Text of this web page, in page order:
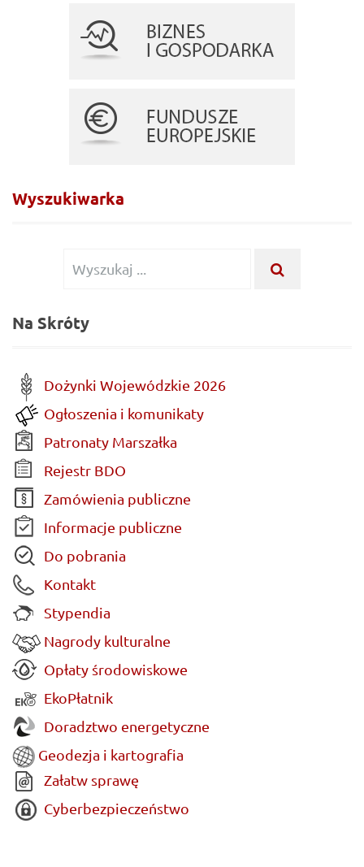
Wyszukiwarka
Wyszukiwanie
Na Skróty
Dożynki Wojewódzkie 2026
Ogłoszenia i komunikaty
Patronaty Marszałka
Rejestr BDO
Zamówienia publiczne
Informacje publiczne
Do pobrania
Kontakt
Stypendia
Nagrody kulturalne
Opłaty środowiskowe
EkoPłatnik
Doradztwo energetyczne
Geodezja i kartografia
Załatw sprawę
Cyberbezpieczeństwo